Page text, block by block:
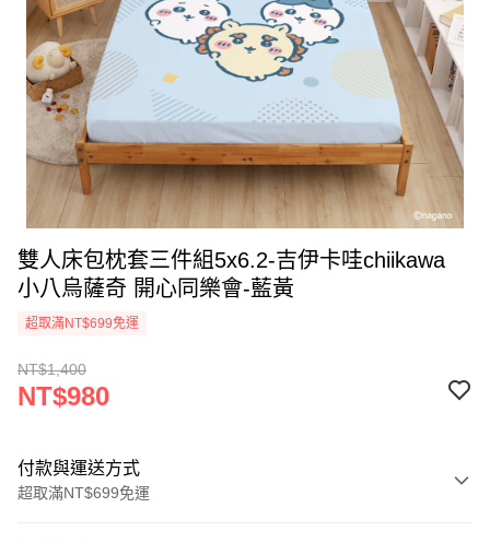
雙人床包枕套三件組5x6.2-吉伊卡哇chiikawa
小八烏薩奇 開心同樂會-藍黃
超取滿NT$699免運
NT$1,400
NT$980
付款與運送方式
超取滿NT$699免運